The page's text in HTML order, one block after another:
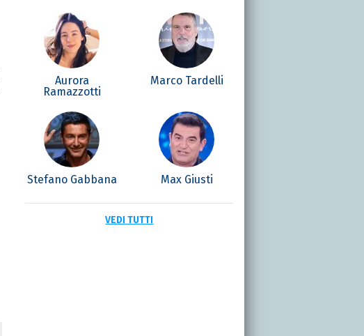
Aurora
Ramazzotti
Marco Tardelli
Stefano Gabbana Max Giusti
VEDI TUTTI